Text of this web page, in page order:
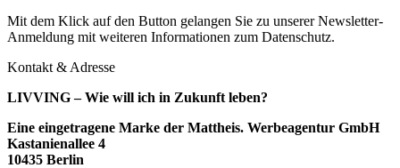
Mit dem Klick auf den Button gelangen Sie zu unserer Newsletter-
Anmeldung mit weiteren Informationen zum Datenschutz.
Kontakt & Adresse
LIVVING – Wie will ich in Zukunft leben?
Eine eingetragene Marke der Mattheis. Werbeagentur GmbH
Kastanienallee 4
10435 Berlin